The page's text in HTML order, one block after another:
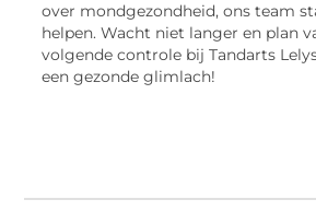
over mondgezondheid, ons team
helpen. Wacht niet langer en plan
volgende controle bij Tandarts
een gezonde glimlach!